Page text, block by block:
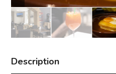
Description